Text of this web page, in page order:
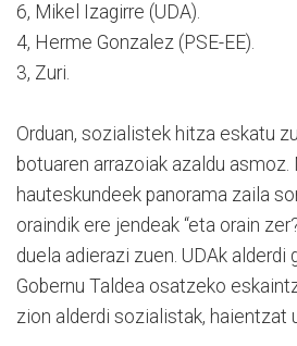
6, Mikel Izagirre (UDA).
4, Herme Gonzalez (PSE-EE).
3, Zuri.
Orduan, sozialistek hitza eskatu
botuaren arrazoiak azaldu
hauteskundeek panorama zaila
oraindik ere jendeak “eta orain
duela adierazi zuen. UDAk alderdi
Gobernu Taldea osatzeko
zion alderdi sozialistak, haientzat